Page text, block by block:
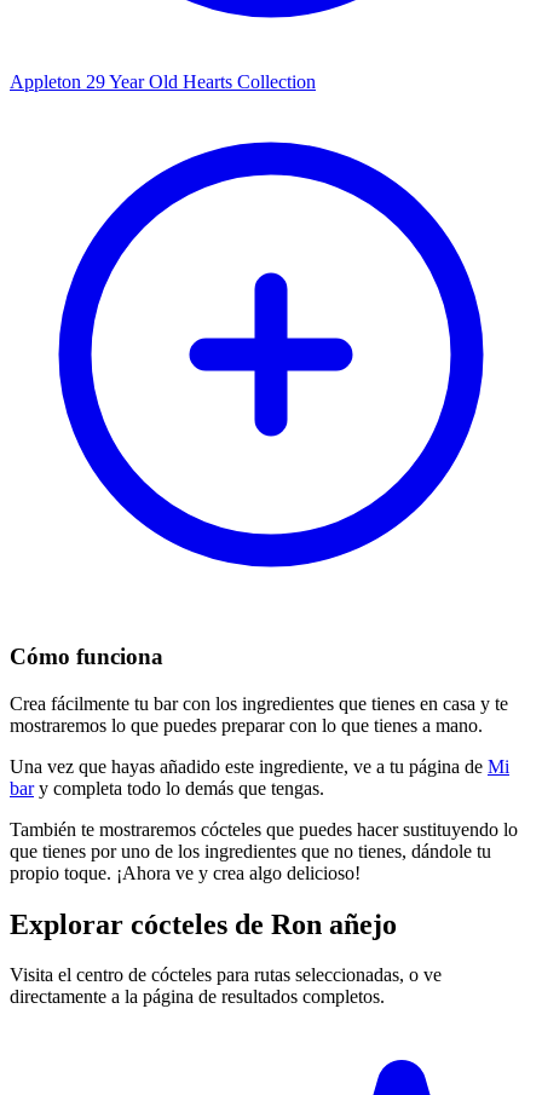
Appleton 29 Year Old Hearts Collection
Cómo funciona
Crea fácilmente tu bar con los ingredientes que tienes en casa y te
mostraremos lo que puedes preparar con lo que tienes a mano.
Una vez que hayas añadido este ingrediente, ve a tu página de Mi
bary completa todo lo demás que tengas.
También te mostraremos cócteles que puedes hacer sustituyendo lo
que tienes por uno de los ingredientes que no tienes, dándole tu
propio toque. ¡Ahora ve y crea algo delicioso!
Explorar cócteles de Ron añejo
Visita el centro de cócteles para rutas seleccionadas, o ve
directamente a la página de resultados completos.